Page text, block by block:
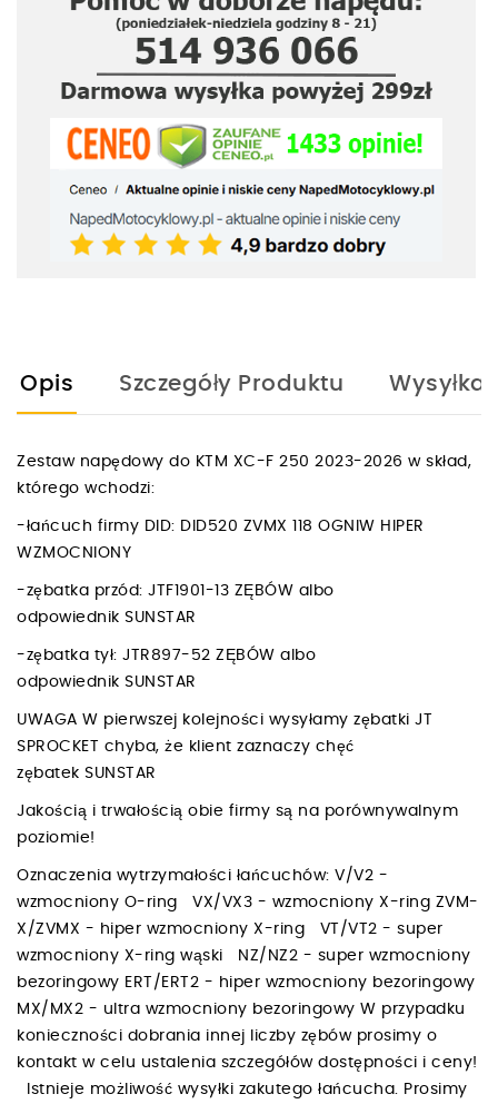
Opis Szczegóły Produktu Wysyłka
Zestaw napędowy do KTM XC-F 250 2023-2026 w skład,
którego wchodzi:
-łańcuch firmy DID: DID520 ZVMX 118 OGNIW HIPER
WZMOCNIONY
-zębatka przód: JTF1901-13 ZĘBÓW albo
odpowiednik SUNSTAR
-zębatka tył: JTR897-52 ZĘBÓW albo
odpowiednik SUNSTAR
UWAGA W pierwszej kolejności wysyłamy zębatki JT
SPROCKET chyba, że klient zaznaczy chęć
zębatek SUNSTAR
Jakością i trwałością obie firmy są na porównywalnym
poziomie!
Oznaczenia wytrzymałości łańcuchów: V/V2 -
wzmocniony O-ring VX/VX3 - wzmocniony X-ring ZVM-
X/ZVMX - hiper wzmocniony X-ring VT/VT2 - super
wzmocniony X-ring wąski NZ/NZ2 - super wzmocniony
bezoringowy ERT/ERT2 - hiper wzmocniony bezoringowy
MX/MX2 - ultra wzmocniony bezoringowy W przypadku
konieczności dobrania innej liczby zębów prosimy o
kontakt w celu ustalenia szczegółów dostępności i ceny!
Istnieje możliwość wysyłki zakutego łańcucha. Prosimy